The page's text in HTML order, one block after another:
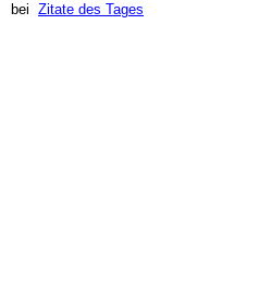
bei Zitate des Tages